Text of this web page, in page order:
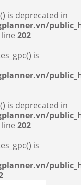
is deprecated in
line 202
is
is deprecated in
line 202
is